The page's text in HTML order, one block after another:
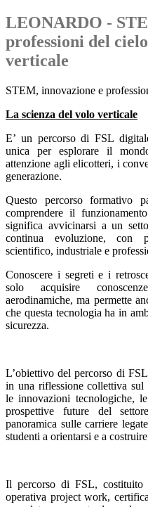
LEONARDO -
professioni del
verticale
STEM, innovazione e
La scienza del volo verticale
E’ un percorso di FSL
unica per esplorare il
attenzione agli elicotteri, i
generazione.
Questo percorso formativo
comprendere il
significa avvicinarsi a un
continua evoluzione, con
scientifico, industriale e
Conoscere i segreti e i
solo acquisire
aerodinamiche, ma permette
che questa tecnologia ha in
sicurezza.
L’obiettivo del percorso di
in una riflessione collettiva sul
le innovazioni tecnologiche,
prospettive future del
panoramica sulle carriere
studenti a orientarsi e a
Il percorso di FSL, costituito
operativa project work,